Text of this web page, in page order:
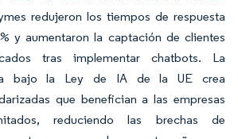
redujeron los tiempos de respuesta
y aumentaron la captación de clientes
tras implementar chatbots. La
bajo la Ley de IA de la UE crea
que benefician a las empresas
reduciendo las brechas de